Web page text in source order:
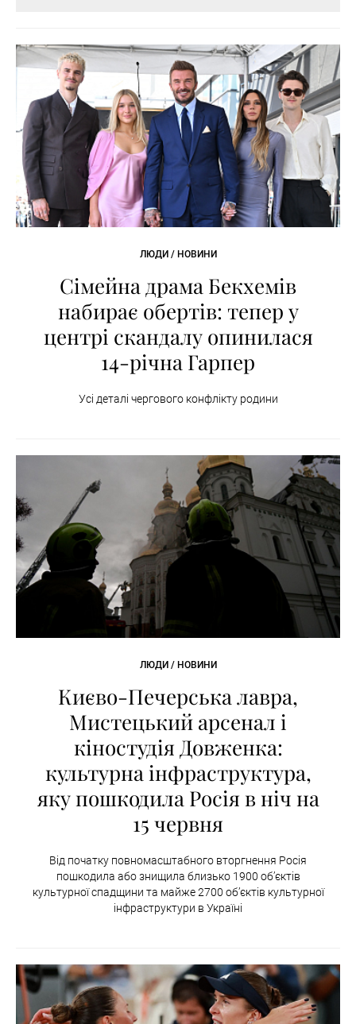
ЛЮДИ / НОВИНИ
Сімейна драма Бекхемів
набирає обертів: тепер у
центрі скандалу опинилася
14-річна Гарпер
Усі деталі чергового конфлікту родини
ЛЮДИ / НОВИНИ
Києво-Печерська лавра,
Мистецький арсенал і
кіностудія Довженка:
культурна інфраструктура,
яку пошкодила Росія в ніч на
15 червня
Від початку повномасштабного вторгнення Росія
пошкодила або знищила близько 1900 об’єктів
культурної спадщини та майже 2700 об’єктів культурної
інфраструктури в Україні